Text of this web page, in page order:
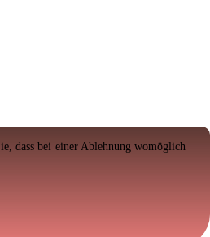
dass bei einer Ablehnung womöglich